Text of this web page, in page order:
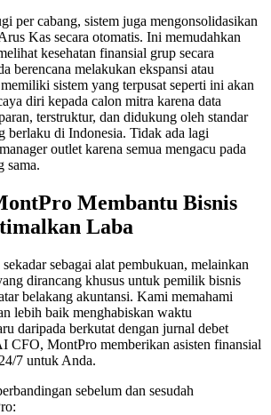
per cabang, sistem juga mengonsolidasikan
Kas secara otomatis. Ini memudahkan
kesehatan finansial grup secara
berencana melakukan ekspansi atau
sistem yang terpusat seperti ini akan
diri kepada calon mitra karena data
terstruktur, dan didukung oleh standar
berlaku di Indonesia. Tidak ada lagi
outlet karena semua mengacu pada
sama.
Membantu Bisnis
Laba
sebagai alat pembukuan, melainkan
dirancang khusus untuk pemilik bisnis
belakang akuntansi. Kami memahami
lebih baik menghabiskan waktu
daripada berkutat dengan jurnal debet
CFO, MontPro memberikan asisten finansial
7 untuk Anda.
sebelum dan sesudah